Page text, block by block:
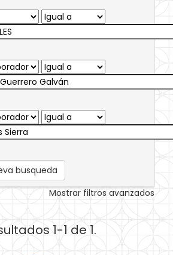
busqueda
Mostrar filtros avanzados
1-1 de 1.